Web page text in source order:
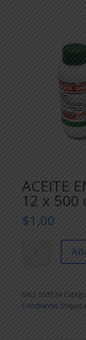
ACEITE
12 x 500
$1,00
EMULSIONADO
SKU: 003534
Derribantes